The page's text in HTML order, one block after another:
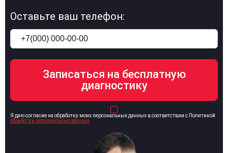
Оставьте ваш телефон:
Я даю согласие на обработку моих персональных данных в соответствии с Политикой
обработки персональных данных